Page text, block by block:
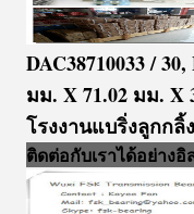
DAC38710033 /
มม. X 71.02 มม. X
โรงงานแบริ่งลูกก
ติดต่อกับเราได้อย่างอิ